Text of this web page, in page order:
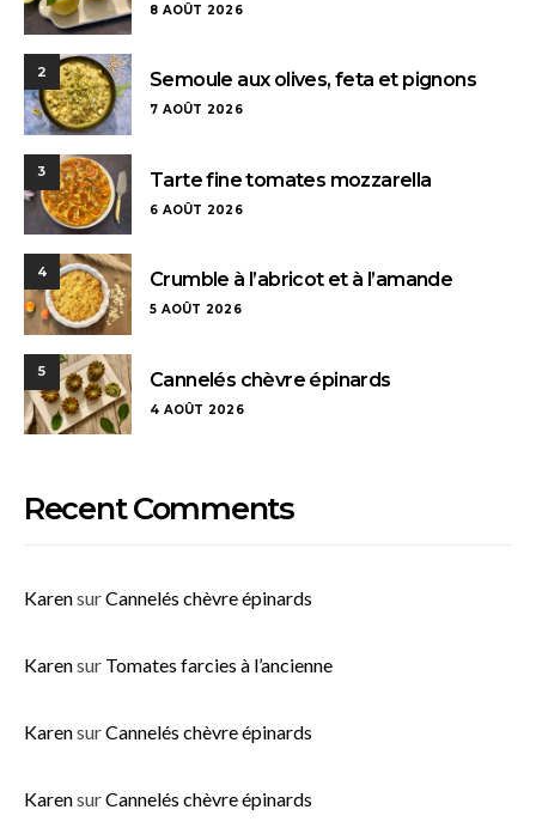
8 AOÛT 2026
2 Semoule aux olives, feta et pignons
7 AOÛT 2026
3 Tarte fine tomates mozzarella
6 AOÛT 2026
4 Crumble à l’abricot et à l’amande
5 AOÛT 2026
5 Cannelés chèvre épinards
4 AOÛT 2026
Recent Comments
KarensurCannelés chèvre épinards
Karensur Tomates farcies à l’ancienne
KarensurCannelés chèvre épinards
KarensurCannelés chèvre épinards